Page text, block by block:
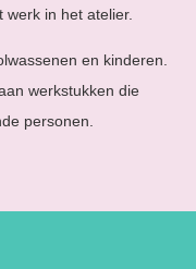
werk in het atelier.
en kinderen.
werkstukken die
personen.